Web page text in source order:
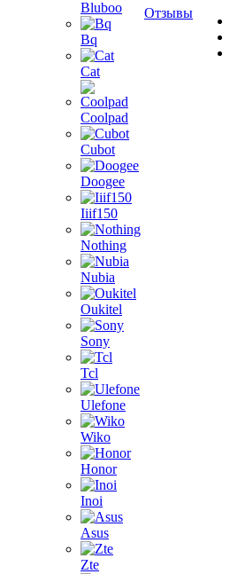
Bluboo
Bq
Cat
Coolpad
Cubot
Doogee
Iiif150
Nothing
Nubia
Oukitel
Sony
Tcl
Ulefone
Wiko
Honor
Inoi
Asus
Zte
Отзывы